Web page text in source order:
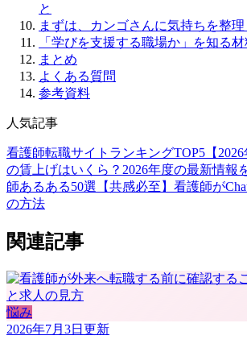
と
まずは、カンゴさんに気持ちを整理
「学びを支援する職場か」を知る
まとめ
よくある質問
参考資料
人気記事
看護師転職サイトランキングTOP5【2026
の賃上げはいくら？2026年度の最新情報
師あるある50選【共感必至】 看護師が
の方法
関連記事
悩み
2026年7月3日 更新